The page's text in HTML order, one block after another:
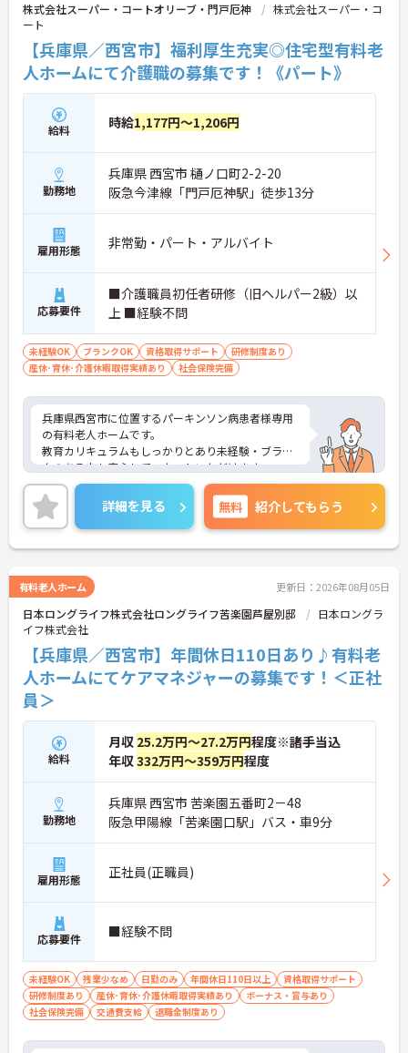
株式会社スーパー・コートオリーブ・門戸厄神
株式会社スーパー・コ
ート
【兵庫県／西宮市】福利厚生充実◎住宅型有料老
人ホームにて介護職の募集です！《パート》
給料 時給1,177円～1,206円
勤務地
兵庫県 西宮市 樋ノ口町2-2-20
阪急今津線「門戸厄神駅」徒歩13分
雇用形態 非常勤・パート・アルバイト
応募要件
■介護職員初任者研修（旧ヘルパー2級）以
上 ■経験不問
未経験OK ブランクOK 資格取得サポート
研修制度あり
産休･育休･介護休暇取得実績あり
社会保険完備
兵庫県西宮市に位置するパーキンソン病患者様専用
の有料老人ホームです。
教育カリキュラムもしっかりとあり未経験・ブラン
クのある方も安心してスタートいただけます。
福利厚生充実！残業少なめ◎
ご興味ある方には、面接対策ポイントなど、さらに
詳細をお話しいたしますのでお気軽にご相談くださ
い！
詳細を見る 無料 紹介してもらう
有料老人ホーム 更新日：2026年08月05日
日本ロングライフ株式会社ロングライフ苦楽園芦屋別邸
日本ロングラ
イフ株式会社
【兵庫県／西宮市】年間休日110日あり♪有料老
人ホームにてケアマネジャーの募集です！＜正社
員＞
給料
月収 25.2万円～27.2万円程度※諸手当込
年収332万円～359万円程度
勤務地
兵庫県 西宮市 苦楽園五番町2－48
阪急甲陽線「苦楽園口駅」バス・車9分
雇用形態 正社員(正職員)
応募要件 ■経験不問
未経験OK 残業少なめ 日勤のみ 年間休日110日以上
資格取得サポート
研修制度あり
産休･育休･介護休暇取得実績あり
ボーナス・賞与あり
社会保険完備
交通費支給 退職金制度あり